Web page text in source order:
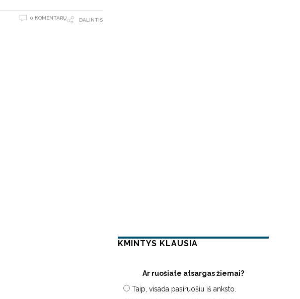
0 KOMENTARŲ DALINTIS
KMINTYS KLAUSIA
Ar ruošiate atsargas žiemai?
Taip, visada pasiruošiu iš anksto.